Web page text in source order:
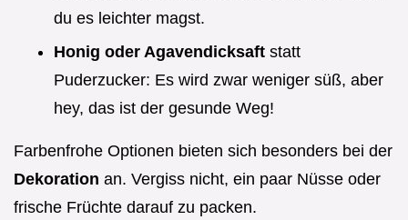
du es leichter magst.
Honig oder Agavendicksaft statt
Puderzucker: Es wird zwar weniger süß, aber
hey, das ist der gesunde Weg!
Farbenfrohe Optionen bieten sich besonders bei der
Dekoration an. Vergiss nicht, ein paar Nüsse oder
frische Früchte darauf zu packen.